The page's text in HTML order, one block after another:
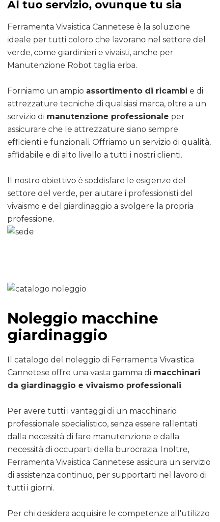
Al tuo servizio, ovunque tu sia
Ferramenta Vivaistica Cannetese è la soluzione
ideale per tutti coloro che lavorano nel settore del
verde, come giardinieri e vivaisti, anche per
Manutenzione Robot taglia erba.
Forniamo un ampio assortimento di ricambi e di
attrezzature tecniche di qualsiasi marca, oltre a un
servizio di manutenzione professionale per
assicurare che le attrezzature siano sempre
efficienti e funzionali. Offriamo un servizio di qualità,
affidabile e di alto livello a tutti i nostri clienti.
Il nostro obiettivo è soddisfare le esigenze del
settore del verde, per aiutare i professionisti del
vivaismo e del giardinaggio a svolgere la propria
professione.
Noleggio macchine
giardinaggio
Il catalogo del noleggio di Ferramenta Vivaistica
Cannetese offre una vasta gamma di macchinari
da giardinaggio e vivaismo professionali.
Per avere tutti i vantaggi di un macchinario
professionale specialistico, senza essere rallentati
dalla necessità di fare manutenzione e dalla
necessità di occuparti della burocrazia. Inoltre,
Ferramenta Vivaistica Cannetese assicura un servizio
di assistenza continuo, per supportarti nel lavoro di
tutti i giorni.
Per chi desidera acquisire le competenze all'utilizzo